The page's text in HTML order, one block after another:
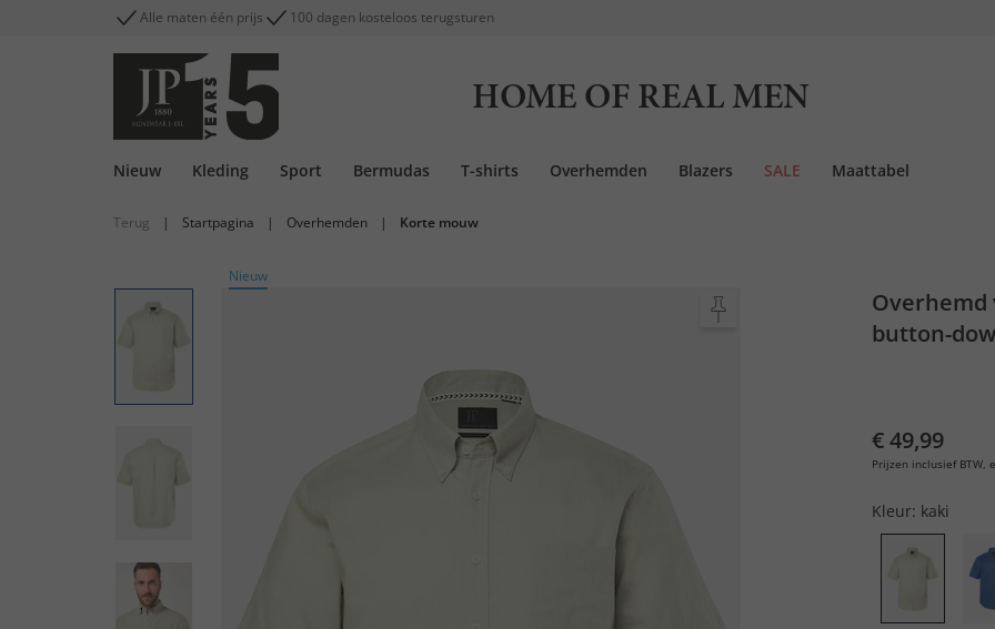
Alle maten één prijs 100 dagen kosteloos terugsturen
HOME OF REAL MEN
Nieuw Kleding Sport Bermudas T-shirts Overhemden Blazers SALE Maattabel
Terug | Startpagina | Overhemden | Korte mouw
Nieuw
button-
€ 49,99
Prijzen inclusief BTW,
Kleur: kaki